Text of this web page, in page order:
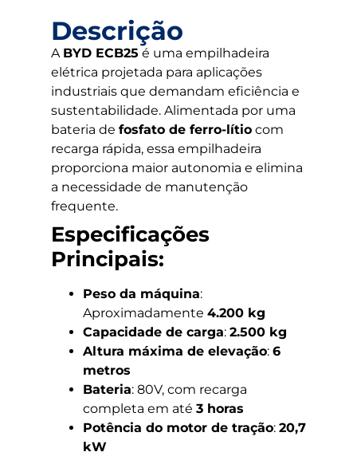
Descrição
A BYD ECB25 é uma empilhadeira
elétrica projetada para aplicações
industriais que demandam eficiência e
sustentabilidade. Alimentada por uma
bateria de fosfato de ferro-lítio com
recarga rápida, essa empilhadeira
proporciona maior autonomia e elimina
a necessidade de manutenção
frequente.
Especificações
Principais:
Peso da máquina:
Aproximadamente 4.200 kg
Capacidade de carga: 2.500 kg
Altura máxima de elevação: 6
metros
Bateria: 80V, com recarga
completa em até 3 horas
Potência do motor de tração: 20,7
kW